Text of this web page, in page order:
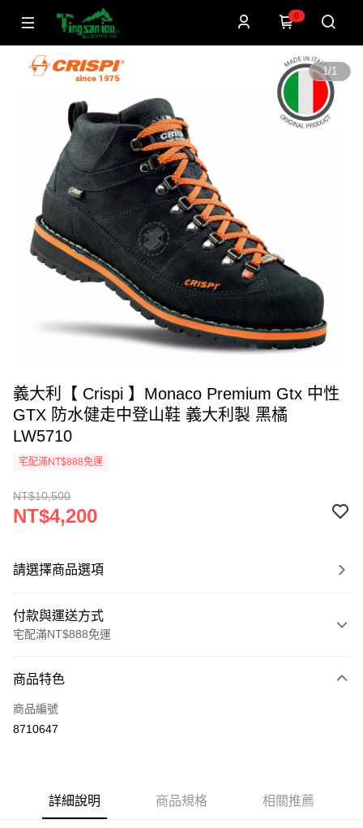
0
1/1
義大利【 Crispi 】Monaco Premium Gtx 中性
GTX 防水健走中登山鞋 義大利製 黑橘
LW5710
宅配滿NT$888免運
NT$10,500
NT$4,200
請選擇商品選項
付款與運送方式
宅配滿NT$888免運
信用卡一次付款
信用卡分期付款
上海商業儲蓄銀行
台北富邦商業銀行
國泰世華商業銀行
合作金庫商業銀行
第一商業銀行
12 期 0 利率 每期 NT$350 21家銀行
合作金庫商業銀行
24 期 0 利率 每期
商品特色
商品編號
8710647
詳細說明 商品規格 相關推薦